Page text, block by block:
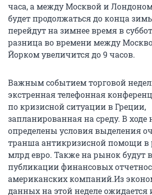
часа, а между Москвой и
будет продолжаться до конца
перейдут на зимнее время в
разница во времени между
Йорком увеличится до 9 часов.
Важным событием торговой
экстренная телефонная
по кризисной ситуации в Греции,
запланированная на среду. В ходе
определены условия выделения
транша антикризисной помощи в
млрд евро. Также на рынок будут
публикации финансовых
американских компаний.Из
данных на этой неделе ожидается